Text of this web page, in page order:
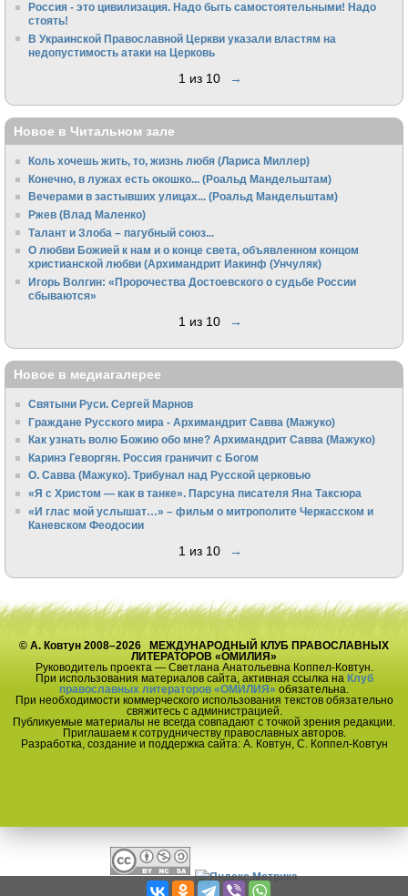
Россия - это цивилизация. Надо быть самостоятельными! Надо
стоять!
В Украинской Православной Церкви указали властям на
недопустимость атаки на Церковь
1 из 10 →
Новое в Читальном зале
Коль хочешь жить, то, жизнь любя (Лариса Миллер)
Конечно, в лужах есть окошко... (Роальд Мандельштам)
Вечерами в застывших улицах... (Роальд Мандельштам)
Ржев (Влад Маленко)
Талант и Злоба – пагубный союз...
О любви Божией к нам и о конце света, объявленном концом
христианской любви (Архимандрит Иакинф (Унчуляк)
Игорь Волгин: «Пророчества Достоевского о судьбе России
сбываются»
1 из 10 →
Новое в медиагалерее
Святыни Руси. Сергей Марнов
Граждане Русского мира - Архимандрит Савва (Мажуко)
Как узнать волю Божию обо мне? Архимандрит Савва (Мажуко)
Каринэ Геворгян. Россия граничит с Богом
О. Савва (Мажуко). Трибунал над Русской церковью
«Я с Христом — как в танке». Парсуна писателя Яна Таксюра
«И глас мой услышат…» – фильм о митрополите Черкасском и
Каневском Феодосии
1 из 10 →
© А. Ковтун 2008–2026 МЕЖДУНАРОДНЫЙ КЛУБ ПРАВОСЛАВНЫХ
ЛИТЕРАТОРОВ «ОМИЛИЯ»
Руководитель проекта — Светлана Анатольевна Коппел-Ковтун.
При использования материалов сайта, активная ссылка на Клуб
православных литераторов «ОМИЛИЯ» обязательна.
При необходимости коммерческого использования текстов обязательно
свяжитесь с администрацией.
Публикуемые материалы не всегда совпадают с точкой зрения редакции.
Приглашаем к сотрудничеству православных авторов.
Разработка, создание и поддержка сайта: А. Ковтун, С. Коппел-Ковтун